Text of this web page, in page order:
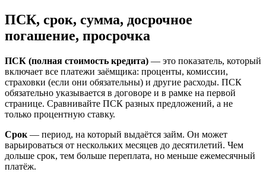
ПСК, срок, сумма, досрочное
погашение, просрочка
ПСК (полная стоимость кредита) — это показатель, который
включает все платежи заёмщика: проценты, комиссии,
страховки (если они обязательны) и другие расходы. ПСК
обязательно указывается в договоре и в рамке на первой
странице. Сравнивайте ПСК разных предложений, а не
только процентную ставку.
Срок — период, на который выдаётся займ. Он может
варьироваться от нескольких месяцев до десятилетий. Чем
дольше срок, тем больше переплата, но меньше ежемесячный
платёж.